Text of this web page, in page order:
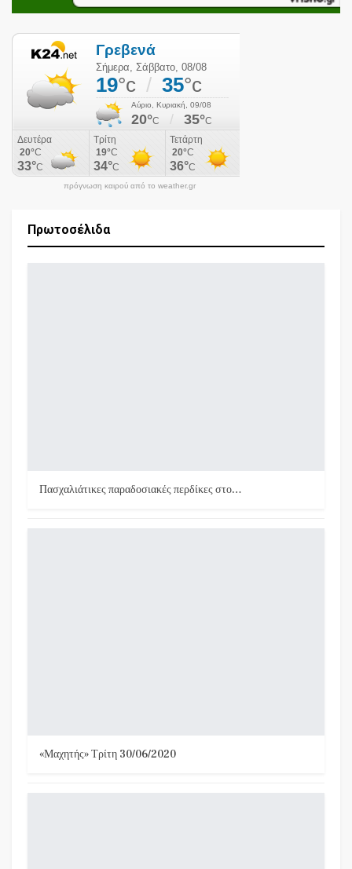
πρόγνωση καιρού από το weather.gr
Πρωτοσέλιδα
Πασχαλιάτικες παραδοσιακές περδίκες στο…
«Μαχητής» Τρίτη 30/06/2020